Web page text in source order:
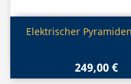
Vorschau
Elektrischer
249,00 €